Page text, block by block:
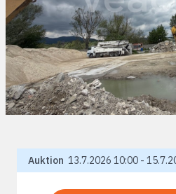
Auktion 13.7.2026 10:00 -